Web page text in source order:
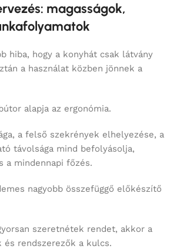
magasságok,
hiba, hogy a konyhát csak látvány
a használat közben jönnek a
alapja az ergonómia.
a felső szekrények elhelyezése, a
távolsága mind befolyásolja,
a mindennapi főzés.
nagyobb összefüggő előkészítő
szeretnétek rendet, akkor a
rendszerezők a kulcs.